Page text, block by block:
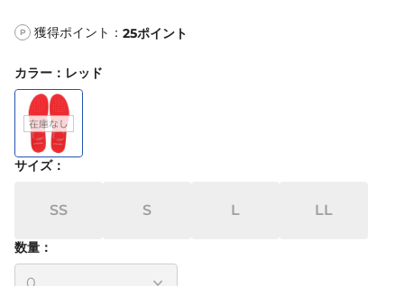
P 獲得ポイント： 25ポイント
カラー ： レッド
サイズ：
SS S L LL
数量：